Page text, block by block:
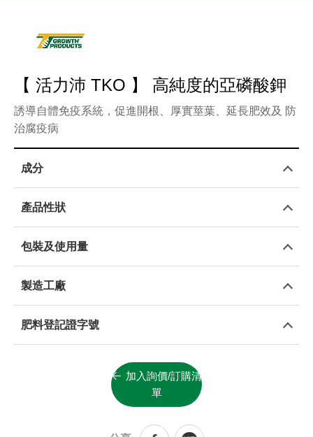
【 活力沛 TKO 】 高純度的亞磷酸鉀
誘導自體免疫系統，促進開根、厚實莖葉、延長肥效及 防
治腐疫病
成分
產品性狀
包裝及使用量
製造工廠
肥料登記證字號
加入詢價/訂購清
單